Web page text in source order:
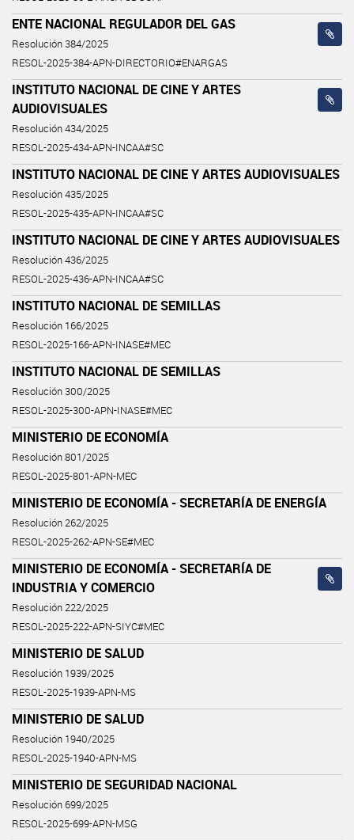
ENTE NACIONAL REGULADOR DEL GAS
Resolución 384/2025
RESOL-2025-384-APN-DIRECTORIO#ENARGAS
INSTITUTO NACIONAL DE CINE Y ARTES
AUDIOVISUALES
Resolución 434/2025
RESOL-2025-434-APN-INCAA#SC
INSTITUTO NACIONAL DE CINE Y ARTES AUDIOVISUALES
Resolución 435/2025
RESOL-2025-435-APN-INCAA#SC
INSTITUTO NACIONAL DE CINE Y ARTES AUDIOVISUALES
Resolución 436/2025
RESOL-2025-436-APN-INCAA#SC
INSTITUTO NACIONAL DE SEMILLAS
Resolución 166/2025
RESOL-2025-166-APN-INASE#MEC
INSTITUTO NACIONAL DE SEMILLAS
Resolución 300/2025
RESOL-2025-300-APN-INASE#MEC
MINISTERIO DE ECONOMÍA
Resolución 801/2025
RESOL-2025-801-APN-MEC
MINISTERIO DE ECONOMÍA - SECRETARÍA DE ENERGÍA
Resolución 262/2025
RESOL-2025-262-APN-SE#MEC
MINISTERIO DE ECONOMÍA - SECRETARÍA DE
INDUSTRIA Y COMERCIO
Resolución 222/2025
RESOL-2025-222-APN-SIYC#MEC
MINISTERIO DE SALUD
Resolución 1939/2025
RESOL-2025-1939-APN-MS
MINISTERIO DE SALUD
Resolución 1940/2025
RESOL-2025-1940-APN-MS
MINISTERIO DE SEGURIDAD NACIONAL
Resolución 699/2025
RESOL-2025-699-APN-MSG